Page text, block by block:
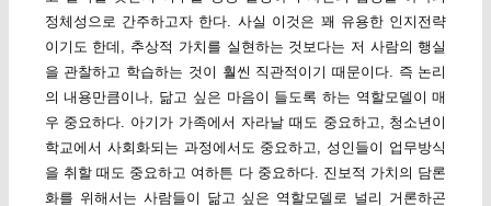
정체성으로 간주하고자 한다. 사실 이것은 꽤 유용한 인지전략
이기도 한데, 추상적 가치를 실현하는 것보다는 저 사람의 행실
을 관찰하고 학습하는 것이 훨씬 직관적이기 때문이다. 즉 논리
의 내용만큼이나, 닮고 싶은 마음이 들도록 하는 역할모델이 매
우 중요하다. 아기가 가족에서 자라날 때도 중요하고, 청소년이
학교에서 사회화되는 과정에서도 중요하고, 성인들이 업무방식
을 취할 때도 중요하고 여하튼 다 중요하다. 진보적 가치의 담론
화를 위해서는 사람들이 닮고 싶은 역할모델로 널리 거론하곤